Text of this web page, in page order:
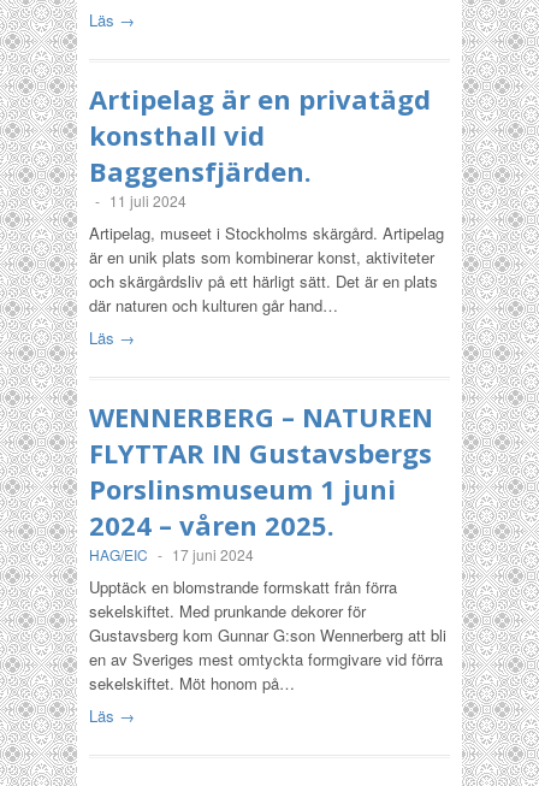
Läs →
Artipelag är en privatägd
konsthall vid
Baggensfjärden.
- 11 juli 2024
Artipelag, museet i Stockholms skärgård. Artipelag
är en unik plats som kombinerar konst, aktiviteter
och skärgårdsliv på ett härligt sätt. Det är en plats
där naturen och kulturen går hand…
Läs →
WENNERBERG – NATUREN
FLYTTAR IN Gustavsbergs
Porslinsmuseum 1 juni
2024 – våren 2025.
HAG/EIC - 17 juni 2024
Upptäck en blomstrande formskatt från förra
sekelskiftet. Med prunkande dekorer för
Gustavsberg kom Gunnar G:son Wennerberg att bli
en av Sveriges mest omtyckta formgivare vid förra
sekelskiftet. Möt honom på…
Läs →